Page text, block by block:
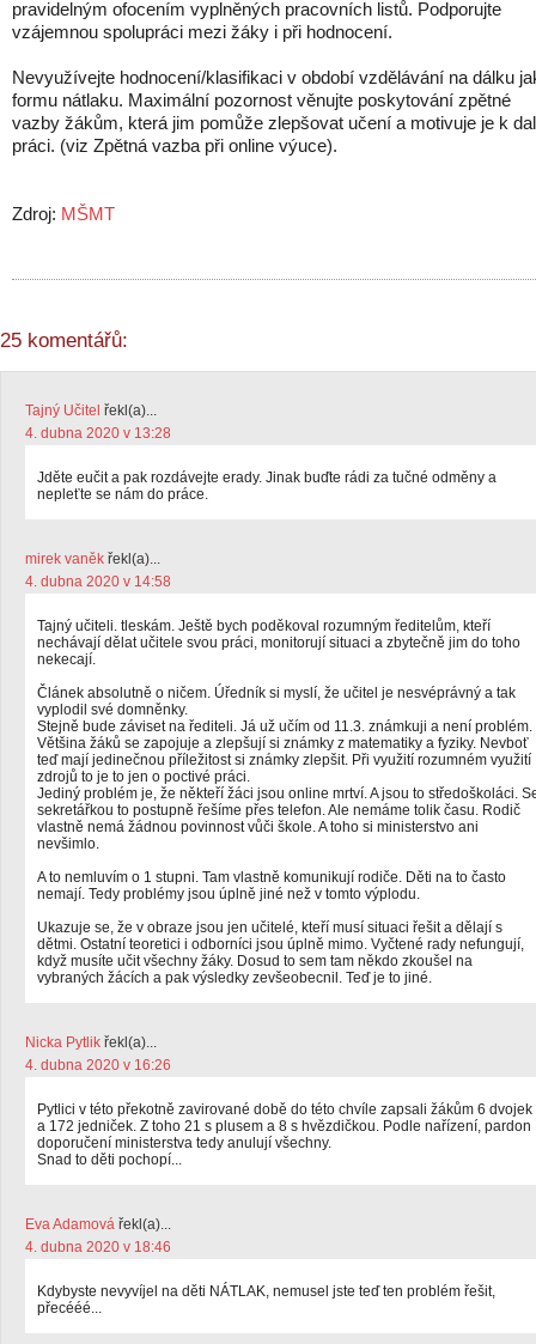
pravidelným ofocením vyplněných pracovních listů. Podporujte
vzájemnou spolupráci mezi žáky i při hodnocení.
Nevyužívejte hodnocení/klasifikaci v období vzdělávání na dálku
formu nátlaku. Maximální pozornost věnujte poskytování zpětné
vazby žákům, která jim pomůže zlepšovat učení a motivuje je k
práci. (viz Zpětná vazba při online výuce).
Zdroj: MŠMT
25 komentářů:
Tajný Učitel řekl(a)...
4. dubna 2020 v 13:28
Jděte eučit a pak rozdávejte erady. Jinak buďte rádi za tučné odměny a
nepleťte se nám do práce.
mirek vaněk řekl(a)...
4. dubna 2020 v 14:58
Tajný učiteli. tleskám. Ještě bych poděkoval rozumným ředitelům, kteří
nechávají dělat učitele svou práci, monitorují situaci a zbytečně jim do toho
nekecají.
Článek absolutně o ničem. Úředník si myslí, že učitel je nesvéprávný a tak
vyplodil své domněnky.
Stejně bude záviset na řediteli. Já už učím od 11.3. známkuji a není problém.
Většina žáků se zapojuje a zlepšují si známky z matematiky a fyziky. Nevboť
teď mají jedinečnou příležitost si známky zlepšit. Při využití rozumném využití
zdrojů to je to jen o poctivé práci.
Jediný problém je, že někteří žáci jsou online mrtví. A jsou to středoškoláci.
sekretářkou to postupně řešíme přes telefon. Ale nemáme tolik času. Rodič
vlastně nemá žádnou povinnost vůči škole. A toho si ministerstvo ani
nevšimlo.
A to nemluvím o 1 stupni. Tam vlastně komunikují rodiče. Děti na to často
nemají. Tedy problémy jsou úplně jiné než v tomto výplodu.
Ukazuje se, že v obraze jsou jen učitelé, kteří musí situaci řešit a dělají s
dětmi. Ostatní teoretici i odborníci jsou úplně mimo. Vyčtené rady nefungují,
když musíte učit všechny žáky. Dosud to sem tam někdo zkoušel na
vybraných žácích a pak výsledky zevšeobecnil. Teď je to jiné.
Nicka Pytlik řekl(a)...
4. dubna 2020 v 16:26
Pytlici v této překotně zavirované době do této chvíle zapsali žákům 6 dvojek
a 172 jedniček. Z toho 21 s plusem a 8 s hvězdičkou. Podle nařízení, pardon
doporučení ministerstva tedy anulují všechny.
Snad to děti pochopí...
Eva Adamová řekl(a)...
4. dubna 2020 v 18:46
Kdybyste nevyvíjel na děti NÁTLAK, nemusel jste teď ten problém řešit,
přecééé...